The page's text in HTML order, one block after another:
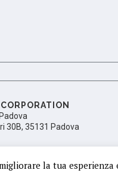
30B, 35131 Padova
la tua